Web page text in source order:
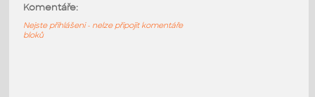
Turen 41 700:
Komentáře:
Nejste přihlášeni - nelze připojit komentáře
bloků